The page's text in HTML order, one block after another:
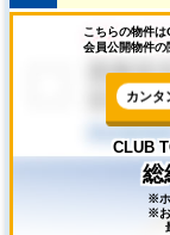
こちらの物件は
会員公開物件の
カンタ
CLUB
総
※ホ
※お